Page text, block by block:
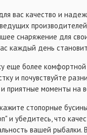
вас качество и
снаряжение для
каждый день
еще более комфортной
и почувствуйте
приятные моменты на
стопорные
и убедитесь, что
вашей